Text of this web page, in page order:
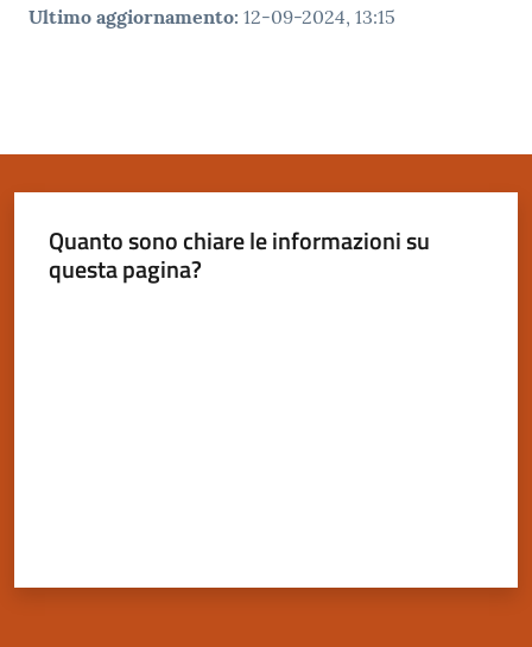
Ultimo aggiornamento: 12-09-2024, 13:15
Quanto sono chiare le informazioni su
questa pagina?